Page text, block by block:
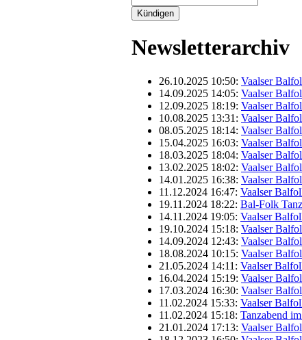
Newsletterarchiv
26.10.2025 10:50: Vaalser
14.09.2025 14:05: Vaalser
12.09.2025 18:19: Vaalser
10.08.2025 13:31: Vaalser
08.05.2025 18:14: Vaalser
15.04.2025 16:03: Vaalser
18.03.2025 18:04: Vaalser
13.02.2025 18:02: Vaalser
14.01.2025 16:38: Vaalser
11.12.2024 16:47: Vaalser
19.11.2024 18:22: Bal-Folk
14.11.2024 19:05: Vaalser
19.10.2024 15:18: Vaalser
14.09.2024 12:43: Vaalser
18.08.2024 10:15: Vaalser
21.05.2024 14:11: Vaalser
16.04.2024 15:19: Vaalser
17.03.2024 16:30: Vaalser
11.02.2024 15:33: Vaalser
11.02.2024 15:18: Tanzabend
21.01.2024 17:13: Vaalser